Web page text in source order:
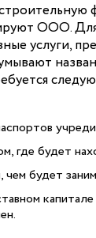
ООО.
услуги,
где будет
будет